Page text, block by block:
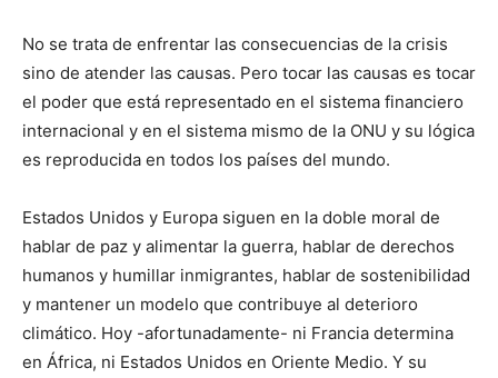
No se trata de enfrentar las consecuencias de la crisis
sino de atender las causas. Pero tocar las causas es tocar
el poder que está representado en el sistema financiero
internacional y en el sistema mismo de la ONU y su lógica
es reproducida en todos los países del mundo.
Estados Unidos y Europa siguen en la doble moral de
hablar de paz y alimentar la guerra, hablar de derechos
humanos y humillar inmigrantes, hablar de sostenibilidad
y mantener un modelo que contribuye al deterioro
climático. Hoy -afortunadamente- ni Francia determina
en África, ni Estados Unidos en Oriente Medio. Y su